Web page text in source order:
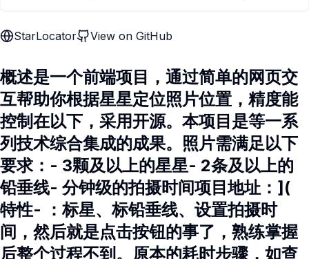
StarLocator View on GitHub
概述是一个前端项目，通过简单的网页交
互帮助你根据星星定位照片位置，精度能
控制在以下，采用开源。本项目是等一系
列技术综合集成的成果。照片需满足以下
要求：- 3颗及以上的星星- 2条及以上的
铅垂线- 分钟级的拍摄时间项目地址：](
特性- ：标星、标铅垂线、设置拍摄时
间，然后就是点击按钮的事了，熟练掌握
后整个过程不到。原本的耗时步骤，如查